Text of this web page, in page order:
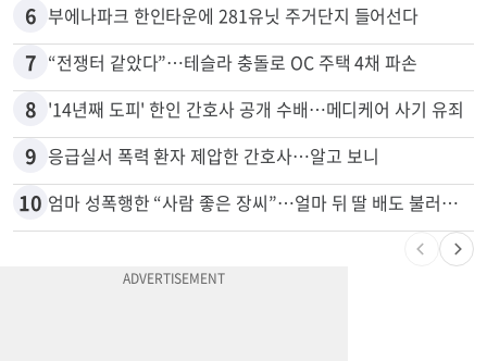
5 쌀·라면 값 최대 80% 할인…H마트 ‘폭탄 세일’
6 부에나파크 한인타운에 281유닛 주거단지 들어선다
7 “전쟁터 같았다”…테슬라 충돌로 OC 주택 4채 파손
8 '14년째 도피' 한인 간호사 공개 수배…메디케어 사기 유죄
9 응급실서 폭력 환자 제압한 간호사…알고 보니
엄마 성폭행한 “사람 좋은 장씨”…얼마 뒤 딸 배도 불러왔다